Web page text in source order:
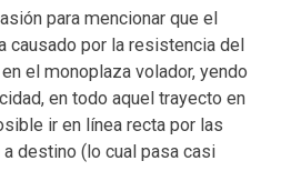
para mencionar que el
causado por la resistencia del
el monoplaza volador, yendo
en todo aquel trayecto en
ir en línea recta por las
destino (lo cual pasa casi